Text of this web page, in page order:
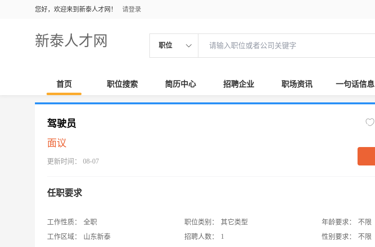
您好，欢迎来到新泰人才网！ 请登录
新泰人才网 职位
首页 职位搜索 简历中心 招聘企业 职场资讯 一句话信息
驾驶员
面议
更新时间： 08-07
任职要求
工作性质：
全职
工作区域：
山东新泰
职位类别：
其它类型
招聘人数：
1
年龄要求：
不限
性别要求：
不限